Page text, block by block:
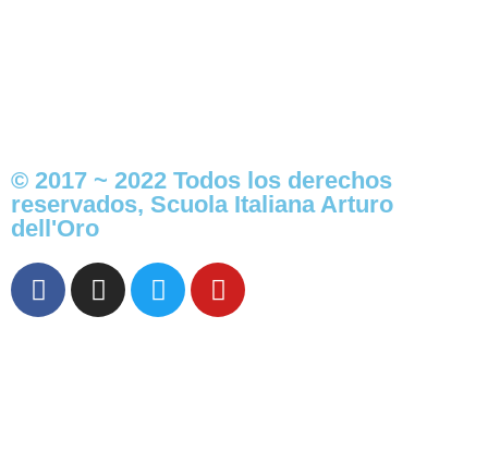
© 2017 ~ 2022 Todos los derechos
reservados, Scuola Italiana Arturo
dell'Oro